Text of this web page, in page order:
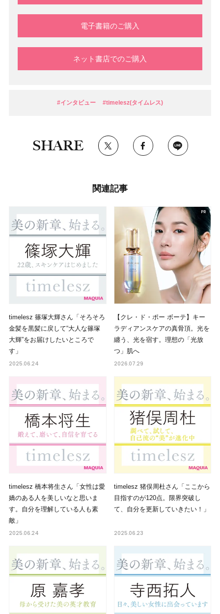
電子書籍のご購入
ネット書店でのご購入
#インタビュー #timelesz(タイムレス)
SHARE
関連記事
timelesz 篠塚大輝さん「そろそろ
金髪を黒髪に戻して“大人な篠塚
大輝”をお届けしたいところで
す」
2025.06.24
【クレ・ド・ポー ボーテ】キー
ラディアンスケアの真骨頂。光を
纏う、光を宿す。理想の「光放
つ」肌へ
2026.07.29
timelesz 橋本将生さん「女性は愛
嬌のある人を美しいなと思いま
す。自分を理解している人も素
敵」
2025.06.24
timelesz 猪俣周杜さん「ここから
目指すのが120点。限界突破し
て、自分を更新していきたい！」
2025.06.23